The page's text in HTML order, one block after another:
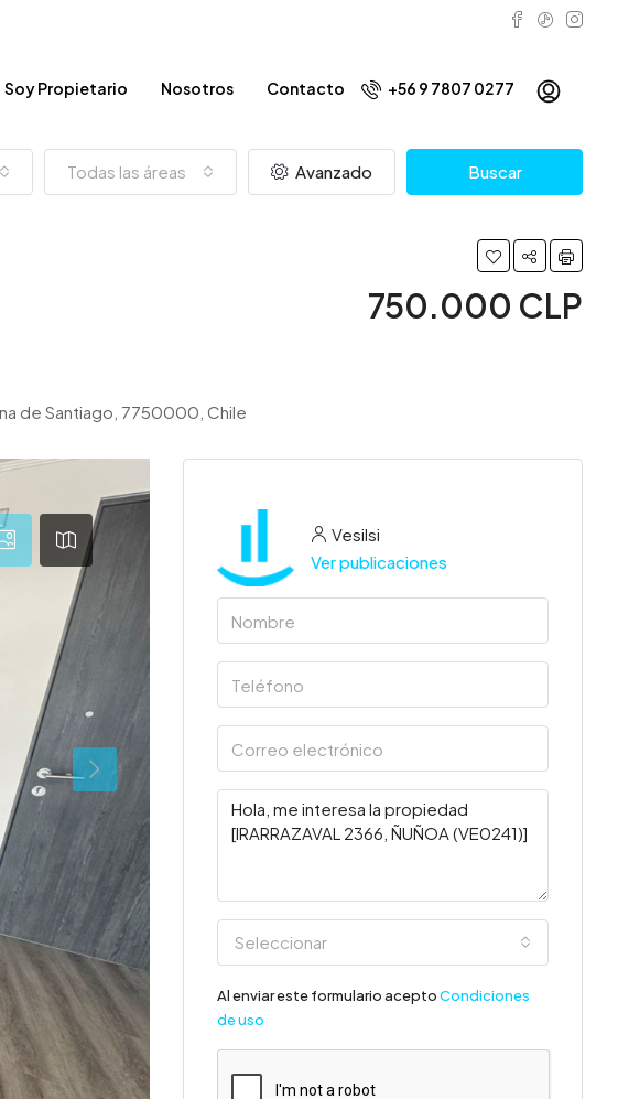
Soy Propietario Nosotros Contacto +56 9 7807 0277
Todas las áreas Avanzado Buscar
750.000 CLP
de Santiago, 7750000, Chile
Vesilsi
Ver publicaciones
Seleccionar
Al enviar este formulario aceptoCondiciones
de uso